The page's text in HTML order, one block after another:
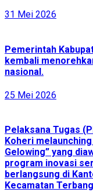
31 Mei 2026
Pemerintah
kembali
nasional.
25 Mei 2026
Pelaksana Tugas
Koheri
Gelowing” yang
program inovasi
berlangsung di
Kecamatan